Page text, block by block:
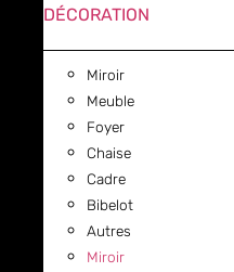
DÉCORATION
Miroir
Meuble
Foyer
Chaise
Cadre
Bibelot
Autres
Miroir